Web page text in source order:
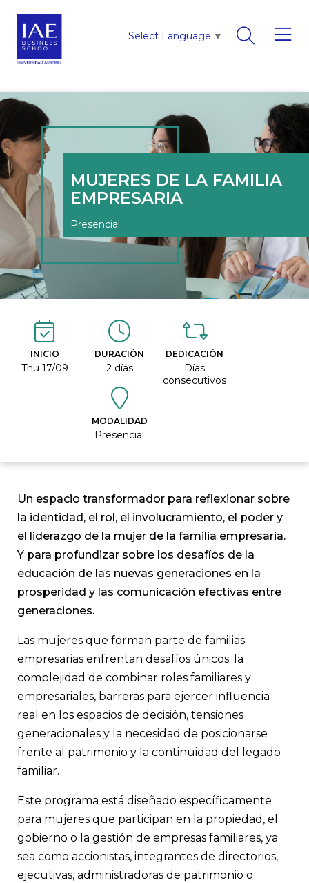
Select Language ▼
MUJERES DE LA FAMILIA
EMPRESARIA
Presencial
INICIO
Thu 17/09
DURACIÓN
2 días
DEDICACIÓN
Días
consecutivos
MODALIDAD
Presencial
Un espacio transformador para reflexionar sobre
la identidad, el rol, el involucramiento, el poder y
el liderazgo de la mujer de la familia empresaria.
Y para profundizar sobre los desafíos de la
educación de las nuevas generaciones en la
prosperidad y las comunicación efectivas entre
generaciones.
Las mujeres que forman parte de familias
empresarias enfrentan desafíos únicos: la
complejidad de combinar roles familiares y
empresariales, barreras para ejercer influencia
real en los espacios de decisión, tensiones
generacionales y la necesidad de posicionarse
frente al patrimonio y la continuidad del legado
familiar.
Este programa está diseñado específicamente
para mujeres que participan en la propiedad, el
gobierno o la gestión de empresas familiares, ya
sea como accionistas, integrantes de directorios,
ejecutivas, administradoras de patrimonio o